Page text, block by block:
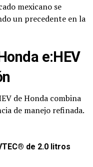
mexicano se
un precedente en la
e:HEV
de Honda combina
de manejo refinada.
de 2.0 litros